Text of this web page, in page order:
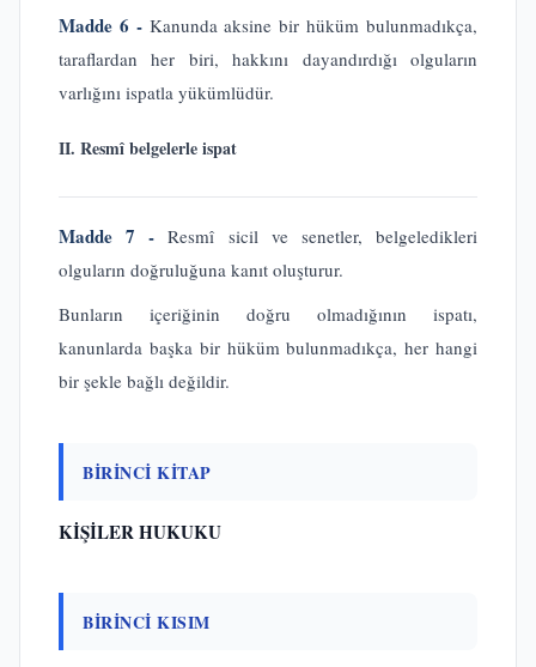
Madde 6 -Kanunda aksine bir hüküm bulunmadıkça,
taraflardan her biri, hakkını dayandırdığı olguların
varlığını ispatla yükümlüdür.
II. Resmî belgelerle ispat
Madde 7 - Resmî sicil ve senetler, belgeledikleri
olguların doğruluğuna kanıt oluşturur.
Bunların içeriğinin doğru olmadığının ispatı,
kanunlarda başka bir hüküm bulunmadıkça, her hangi
bir şekle bağlı değildir.
BİRİNCİ KİTAP
KİŞİLER HUKUKU
BİRİNCİ KISIM